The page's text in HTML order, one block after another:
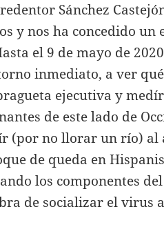
Sánchez
y nos ha concedido un
el 9 de mayo de
inmediato, a ver
ejecutiva y
de este lado de
(por no llorar un río)
de queda en
los componentes
de socializar el virus